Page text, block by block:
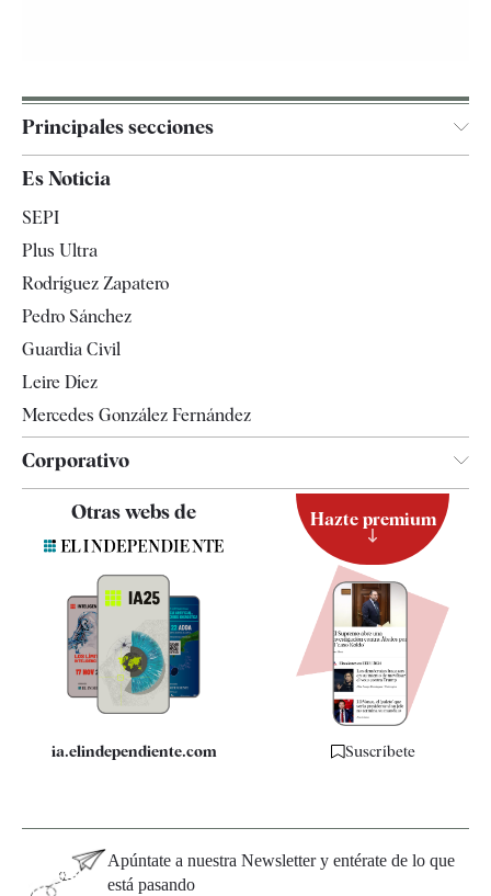
Principales secciones
España
Televisión
Es Noticia
SEPI
Plus Ultra
Rodríguez Zapatero
Pedro Sánchez
Guardia Civil
Leire Díez
Mercedes González Fernández
Corporativo
Contacto
Quiénes somos
Especificaciones
Otras webs de
ia.elindependiente.com
Hazte premium
Suscríbete
Apúntate a nuestra Newsletter y entérate de lo que
está pasando